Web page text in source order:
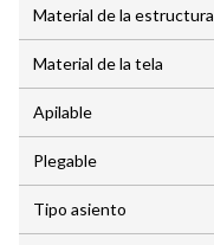
Material de la estructura
Material de la tela
Apilable
Plegable
Tipo asiento